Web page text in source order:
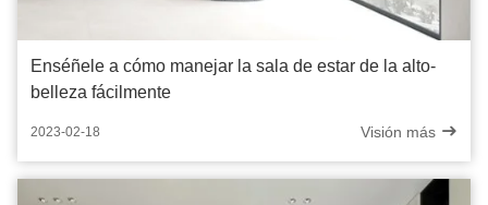
Enséñele a cómo manejar la sala de estar de la alto-
belleza fácilmente
2023-02-18 Visión más